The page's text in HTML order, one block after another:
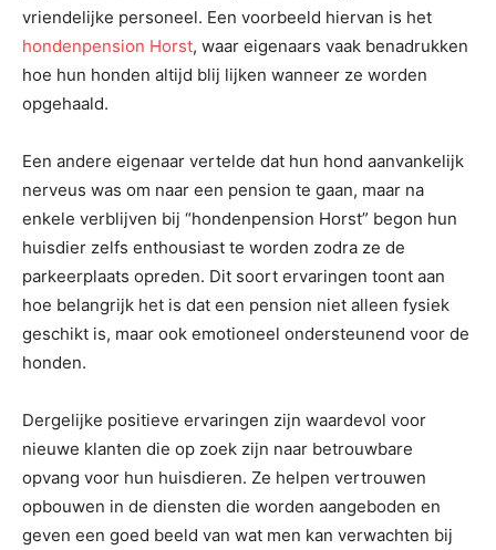
vriendelijke personeel. Een voorbeeld hiervan is het
hondenpension Horst, waar eigenaars vaak benadrukken
hoe hun honden altijd blij lijken wanneer ze worden
opgehaald.
Een andere eigenaar vertelde dat hun hond aanvankelijk
nerveus was om naar een pension te gaan, maar na
enkele verblijven bij “hondenpension Horst” begon hun
huisdier zelfs enthousiast te worden zodra ze de
parkeerplaats opreden. Dit soort ervaringen toont aan
hoe belangrijk het is dat een pension niet alleen fysiek
geschikt is, maar ook emotioneel ondersteunend voor de
honden.
Dergelijke positieve ervaringen zijn waardevol voor
nieuwe klanten die op zoek zijn naar betrouwbare
opvang voor hun huisdieren. Ze helpen vertrouwen
opbouwen in de diensten die worden aangeboden en
geven een goed beeld van wat men kan verwachten bij